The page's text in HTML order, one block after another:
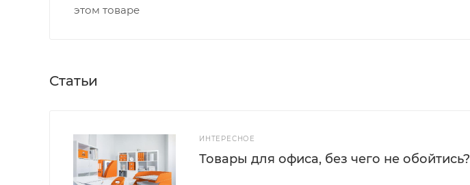
этом товаре
Статьи
ИНТЕРЕСНОЕ
Товары для офиса, без чего не обойтись?